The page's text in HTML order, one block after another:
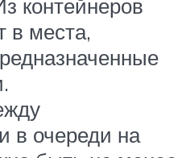
контейнеров
в места,
в очереди на